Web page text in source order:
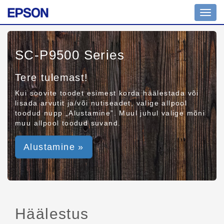
SC-P9500 Series
Tere tulemast!
Kui soovite toodet esimest korda häälestada või
lisada arvutit ja/või nutiseadet, valige allpool
toodud nupp „Alustamine”. Muul juhul valige mõni
muu allpool toodud suvand.
Alustamine »
Häälestus